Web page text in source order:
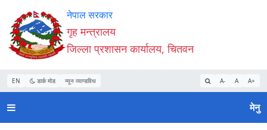
Accessibility
Mode
सुरु
गर्नुहोस्
सामाग्री
पढ्नुहाेस्
नेभिगेसन
पढ्नुहाेस्
वेबसाइट
खोजमा
जानुहोस्
नेपाल सरकार
गृह मन्त्रालय
जिल्ला प्रशासन कार्यालय, चितवन
EN डार्क मोड न्यून व्यान्डविथ A- A A+
मेनु